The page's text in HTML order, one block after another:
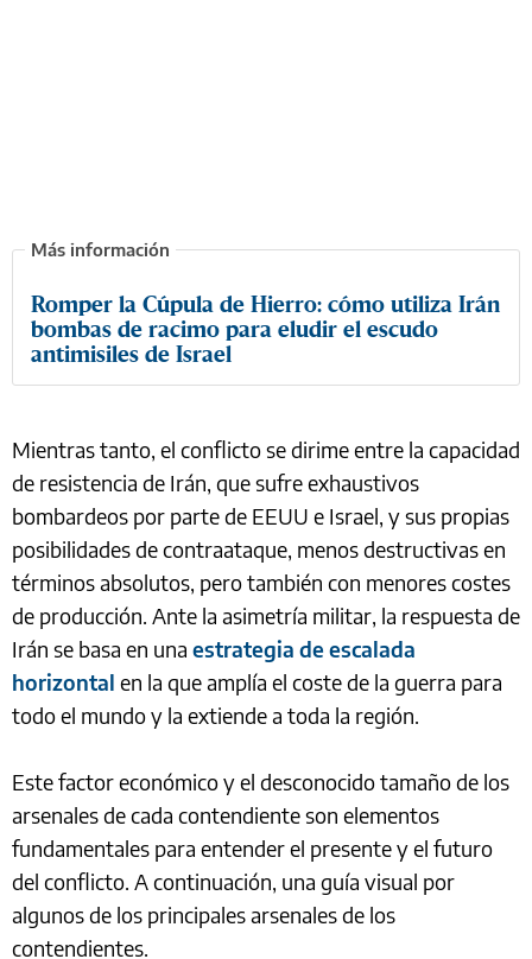
Romper la Cúpula de Hierro: cómo utiliza Irán
bombas de racimo para eludir el escudo
antimisiles de Israel
Mientras tanto, el conflicto se dirime entre la capacidad
de resistencia de Irán, que sufre exhaustivos
bombardeos por parte de EEUU e Israel, y sus propias
posibilidades de contraataque, menos destructivas en
términos absolutos, pero también con menores costes
de producción. Ante la asimetría militar, la respuesta de
Irán se basa en una estrategia de escalada
horizontal en la que amplía el coste de la guerra para
todo el mundo y la extiende a toda la región.
Este factor económico y el desconocido tamaño de los
arsenales de cada contendiente son elementos
fundamentales para entender el presente y el futuro
del conflicto. A continuación, una guía visual por
algunos de los principales arsenales de los
contendientes.